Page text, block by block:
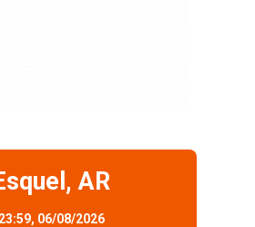
AR
23:59, 06/08/2026